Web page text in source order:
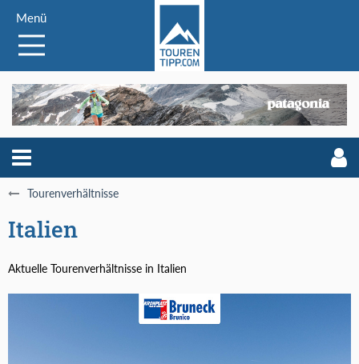
Menü
Tourenverhältnisse
Italien
Aktuelle Tourenverhältnisse in Italien